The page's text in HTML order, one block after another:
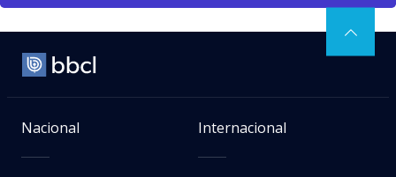
Nacional Internacional